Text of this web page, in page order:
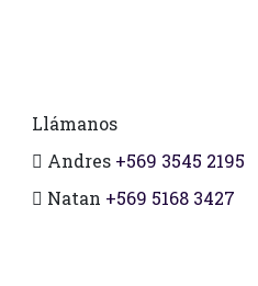
Llámanos
Andres +569 3545 2195
Natan +569 5168 3427